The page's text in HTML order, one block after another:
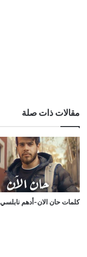
مقالات ذات صلة
كلمات حان الان-أدهم نابلسي